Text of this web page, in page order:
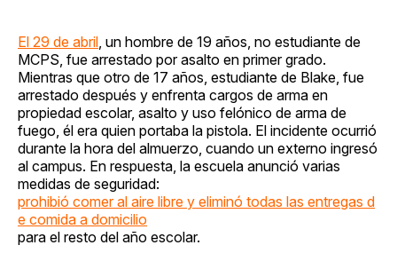
El 29 de abril, un hombre de 19 años, no estudiante de
MCPS, fue arrestado por asalto en primer grado.
Mientras que otro de 17 años, estudiante de Blake, fue
arrestado después y enfrenta cargos de arma en
propiedad escolar, asalto y uso felónico de arma de
fuego, él era quien portaba la pistola. El incidente ocurrió
durante la hora del almuerzo, cuando un externo ingresó
al campus. En respuesta, la escuela anunció varias
medidas de seguridad:
prohibió comer al aire libre y eliminó todas las entregas d
e comida a domicilio
para el resto del año escolar.